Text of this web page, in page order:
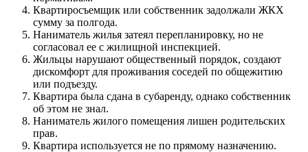
Квартиросъемщик или собственник задолжали ЖКХ
сумму за полгода.
Наниматель жилья затеял перепланировку, но не
согласовал ее с жилищной инспекцией.
Жильцы нарушают общественный порядок, создают
дискомфорт для проживания соседей по общежитию
или подъезду.
Квартира была сдана в субаренду, однако собственник
об этом не знал.
Наниматель жилого помещения лишен родительских
прав.
Квартира используется не по прямому назначению.